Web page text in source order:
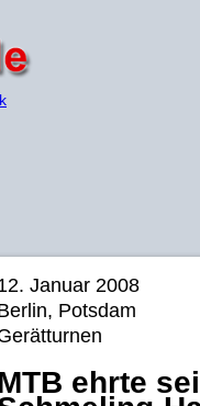
Januar 2008
Potsdam
ehrte